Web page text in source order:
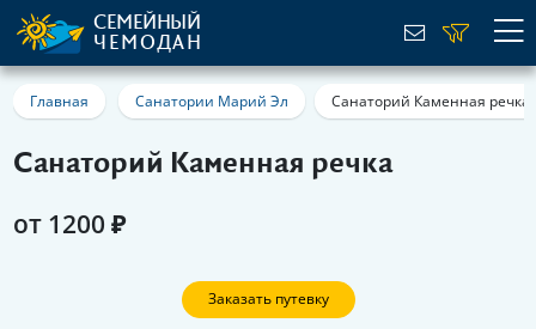
СЕМЕЙНЫЙ
ЧЕМОДАН
Главная Санатории Марий Эл Санаторий Каменная речка
Санаторий Каменная речка
от 1200 ₽
Заказать путевку